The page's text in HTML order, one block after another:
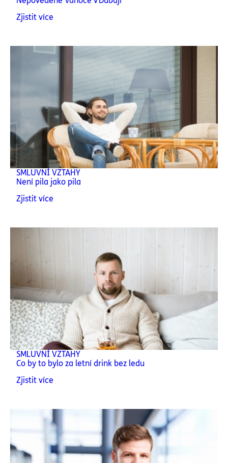
Zjistit více
SMLUVNÍ VZTAHY
Není pila jako pila
Zjistit více
SMLUVNÍ VZTAHY
Co by to bylo za letní drink bez ledu
Zjistit více